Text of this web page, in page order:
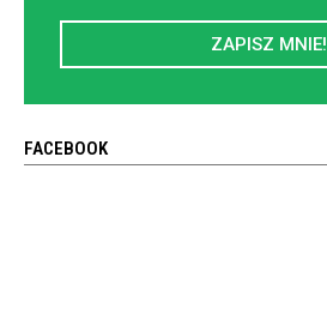
ZAPISZ MNIE!
FACEBOOK